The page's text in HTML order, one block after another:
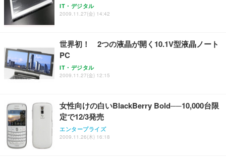
IT・デジタル
2009.11.27(金) 14:42
世界初！ 2つの液晶が開く10.1V型液晶ノート
PC
IT・デジタル
2009.11.27(金) 12:15
女性向けの白いBlackBerry Bold──10,000台限
定で12/3発売
エンタープライズ
2009.11.26(木) 16:18